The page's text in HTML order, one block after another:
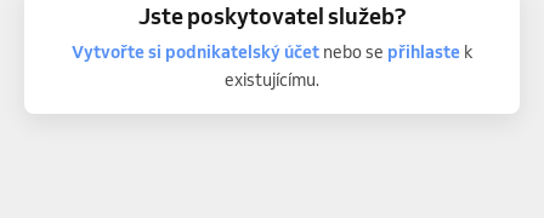
Jste poskytovatel služeb?
Vytvořte si podnikatelský účetnebo se přihlastek
existujícímu.